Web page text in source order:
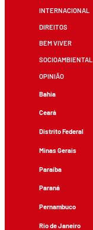
INTERNACIONAL
DIREITOS
BEM VIVER
SOCIOAMBIENTAL
OPINIÃO
Bahia
Ceará
Distrito Federal
Minas Gerais
Paraíba
Paraná
Pernambuco
Rio de Janeiro